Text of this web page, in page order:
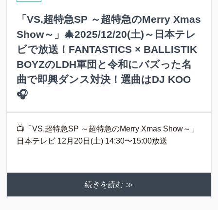
「VS.超特急SP ～超特急のMerry Xmas
Show～」🎄2025/12/20(土)～日本テレ
ビで放送！FANTASTICS × BALLISTIK
BOYZのLDH軍団と令和にバズった名
曲で即興ダンス対決！選曲はDJ KOO
🎧
📺「VS.超特急SP ～超特急のMerry Xmas Show～」
日本テレビ 12月20日(土) 14:30〜15:00放送
続きを読む ≫